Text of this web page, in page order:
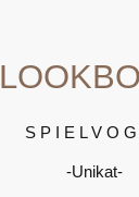
S P I E L V O
-Unikat-